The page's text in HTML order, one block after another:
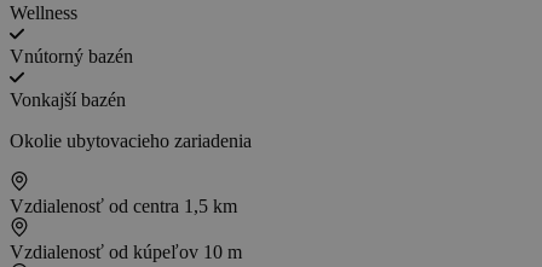
Wellness
Vnútorný bazén
Vonkajší bazén
Okolie ubytovacieho zariadenia
Vzdialenosť od centra 1,5 km
Vzdialenosť od kúpeľov 10 m